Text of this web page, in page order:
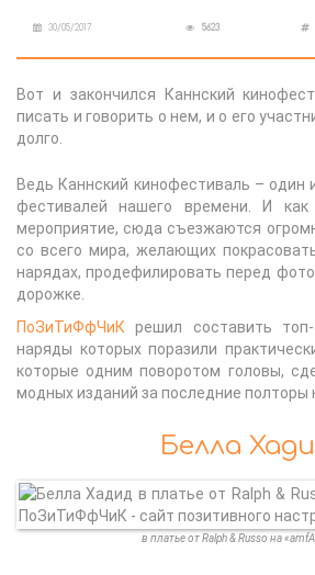
30/05/2017 5623
Вот и закончился Каннский
писать и говорить о нем, и о его
долго.
Ведь Каннский кинофестиваль – один
фестивалей нашего времени. И
мероприятие, сюда съезжаются
со всего мира, желающих
нарядах, продефилировать перед
дорожке.
ПоЗиТиФфЧиК решил составить
наряды которых поразили
которые одним поворотом головы,
модных изданий за последние полторы
Белла
в платье от Ralph & Russo на